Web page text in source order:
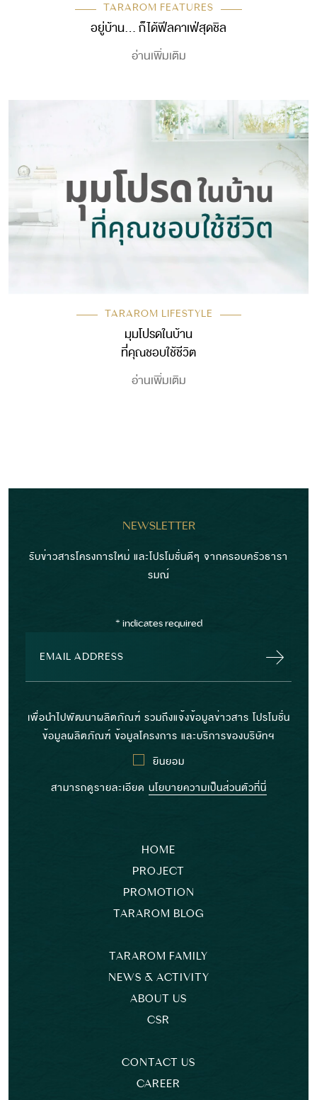
TARAROM FEATURES
อยู่บ้าน… ก็ได้ฟีลคาเฟ่สุดชิล
อ่านเพิ่มเติม
TARAROM LIFESTYLE
มุมโปรดในบ้าน
ที่คุณชอบใช้ชีวิต
อ่านเพิ่มเติม
NEWSLETTER
รับข่าวสารโครงการใหม่ และโปรโมชั่นดีๆ จากครอบครัวธารา
รมณ์
* indicates required
เพื่อนำไปพัฒนาผลิตภัณฑ์ รวมถึงแจ้งข้อมูลข่าวสาร โปรโมชั่น
ข้อมูลผลิตภัณฑ์ ข้อมูลโครงการ และบริการของบริษัทฯ
ยินยอม
สามารถดูรายละเอียด นโยบายความเป็นส่วนตัวที่นี่
HOME
PROJECT
PROMOTION
TARAROM BLOG
TARAROM FAMILY
NEWS & ACTIVITY
ABOUT US
CSR
CONTACT US
CAREER